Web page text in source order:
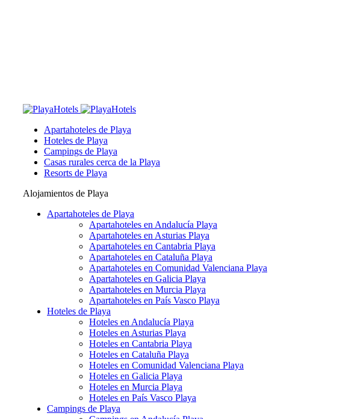
Apartahoteles de Playa
Hoteles de Playa
Campings de Playa
Casas rurales cerca de la Playa
Resorts de Playa
Alojamientos de Playa
Apartahoteles de Playa
Apartahoteles en Andalucía Playa
Apartahoteles en Asturias Playa
Apartahoteles en Cantabria Playa
Apartahoteles en Cataluña Playa
Apartahoteles en Comunidad Valenciana Playa
Apartahoteles en Galicia Playa
Apartahoteles en Murcia Playa
Apartahoteles en País Vasco Playa
Hoteles de Playa
Hoteles en Andalucía Playa
Hoteles en Asturias Playa
Hoteles en Cantabria Playa
Hoteles en Cataluña Playa
Hoteles en Comunidad Valenciana Playa
Hoteles en Galicia Playa
Hoteles en Murcia Playa
Hoteles en País Vasco Playa
Campings de Playa